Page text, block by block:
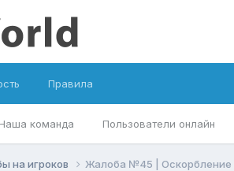
Наша команда Пользователи онлайн
Правила
на игроков Жалоба №45 | Оскорбление